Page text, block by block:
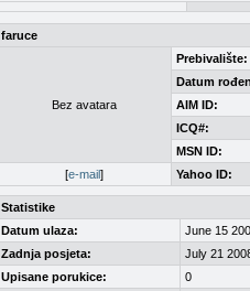
faruce
Bez avatara
Prebivalište:
Datum
AIM ID:
ICQ#:
MSN ID:
[e-mail] Yahoo ID:
Statistike
Datum ulaza:
June 15
Zadnja posjeta:
July 21
Upisane porukice:
0